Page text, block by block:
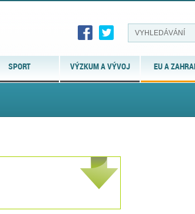
SPORT VÝZKUM A VÝVOJ EU A